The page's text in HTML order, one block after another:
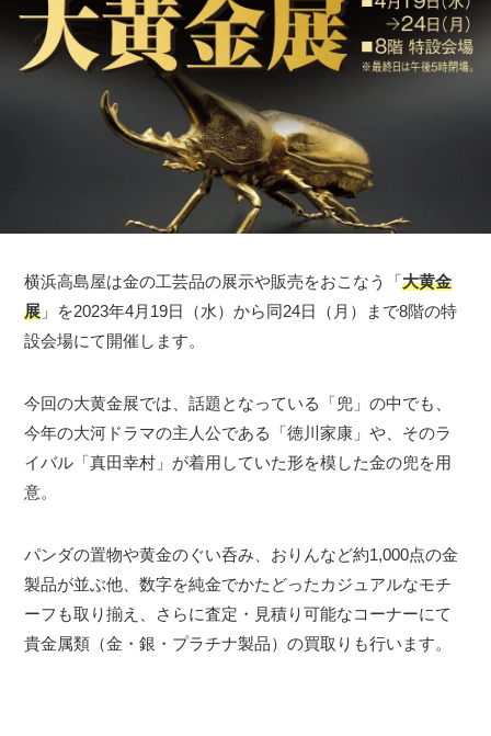
横浜高島屋は金の工芸品の展示や販売をおこなう「大黄金
展 」を2023年4月19日（水）から同24日（月）まで8階の特
設会場にて開催します。
今回の大黄金展では、話題となっている「兜」の中でも、
今年の大河ドラマの主人公である「徳川家康」や、そのラ
イバル「真田幸村」が着用していた形を模した金の兜を用
意。
パンダの置物や黄金のぐい呑み、おりんなど約1,000点の金
製品が並ぶ他、数字を純金でかたどったカジュアルなモチ
ーフも取り揃え、さらに査定・見積り可能なコーナーにて
貴金属類（金・銀・プラチナ製品）の買取りも行います。